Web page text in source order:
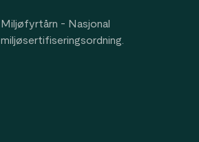
Miljøfyrtårn - Nasjonal
miljøsertifiseringsordning.